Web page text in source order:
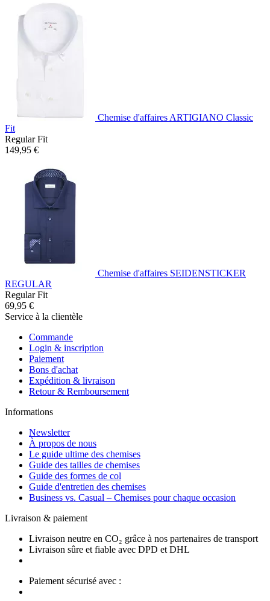
Chemise d'affaires ARTIGIANO Classic
Fit
Regular Fit
149,95 €
Chemise d'affaires SEIDENSTICKER
REGULAR
Regular Fit
69,95 €
Service à la clientèle
Commande
Login & inscription
Paiement
Bons d'achat
Expédition & livraison
Retour & Remboursement
Informations
Newsletter
À propos de nous
Le guide ultime des chemises
Guide des tailles de chemises
Guide des formes de col
Guide d'entretien des chemises
Business vs. Casual – Chemises pour chaque occasion
Livraison & paiement
Livraison neutre en CO₂ grâce à nos partenaires de transport
Livraison sûre et fiable avec DPD et DHL
Paiement sécurisé avec :